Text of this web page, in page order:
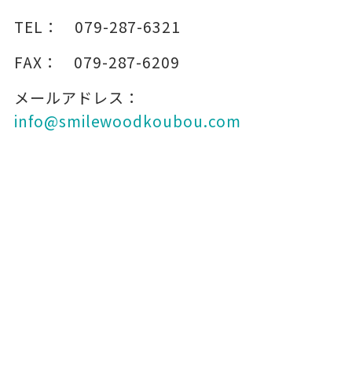
TEL：
079-287-6321
FAX：
079-287-6209
メールアドレス：
info@smilewoodkoubou.com